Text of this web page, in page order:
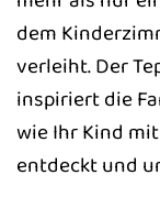
dem
verleiht. Der
inspiriert die
wie Ihr Kind mit
entdeckt und